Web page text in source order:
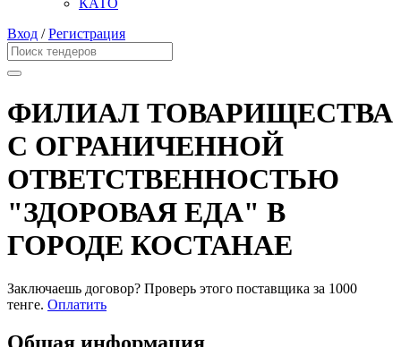
КАТО
Вход /Регистрация
ФИЛИАЛ ТОВАРИЩЕСТВА
С ОГРАНИЧЕННОЙ
ОТВЕТСТВЕННОСТЬЮ
"ЗДОРОВАЯ ЕДА" В
ГОРОДЕ КОСТАНАЕ
Заключаешь договор? Проверь этого поставщика за 1000
тенге. Оплатить